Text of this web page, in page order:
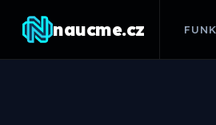
naucme.cz